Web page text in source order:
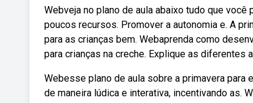
Webveja no plano de aula abaixo tudo que
poucos recursos. Promover a autonomia e. A
para as crianças bem. Webaprenda como
para crianças na creche. Explique as diferentes
Webesse plano de aula sobre a primavera para
de maneira lúdica e interativa, incentivando as.